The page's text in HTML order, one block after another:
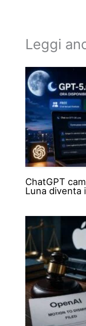
Leggi
ChatGPT
Luna diventa